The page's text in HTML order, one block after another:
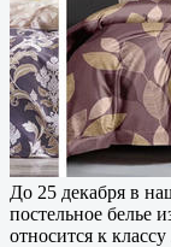
До 25 декабря в
постельное белье
относится к